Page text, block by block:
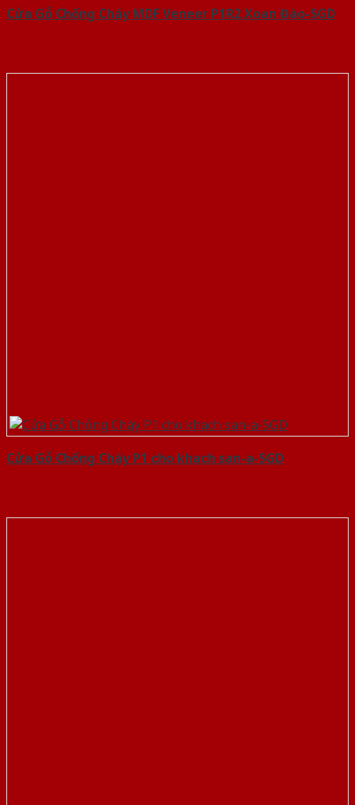
Cửa Gỗ Chống Cháy MDF Veneer P1R2 Xoan Đào-SGD
Cửa Gỗ Chống Cháy P1 cho khach san-a-SGD